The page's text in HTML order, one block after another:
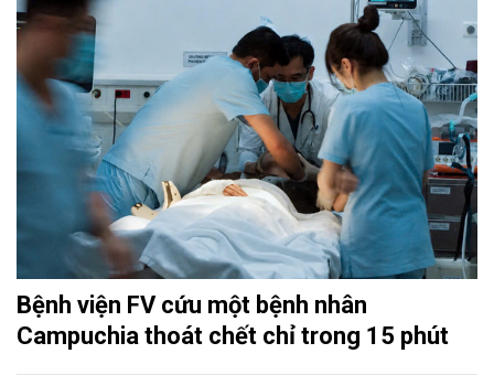
Bệnh viện FV cứu một bệnh nhân
Campuchia thoát chết chỉ trong 15 phút